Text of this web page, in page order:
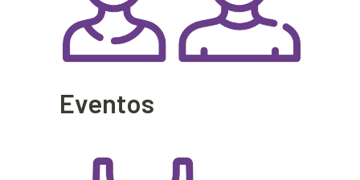
Eventos